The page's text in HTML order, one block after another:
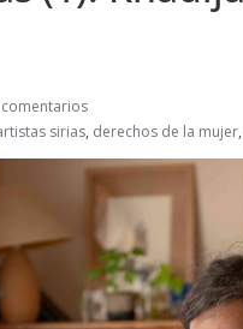
comentarios
sirias, derechos de la mujer,